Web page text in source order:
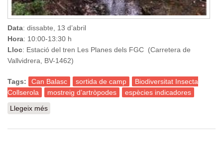
Data: dissabte, 13 d’abril
Hora: 10:00-13:30 h
Lloc: Estació del tren Les Planes dels FGC (Carretera de
Vallvidrera, BV-1462)
Tags: Can Balasc sortida de camp
Biodiversitat Insecta
Collserola
mostreig d’artròpodes
espècies indicadores
Llegeix més